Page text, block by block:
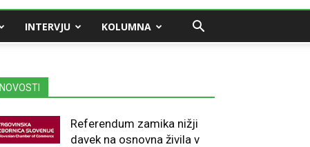
INTERVJU KOLUMNA
NOVOSTI
Referendum zamika nižji
davek na osnovna živila v